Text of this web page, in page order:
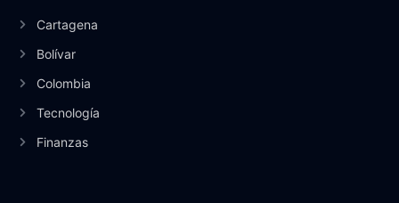
Cartagena
Bolívar
Colombia
Tecnología
Finanzas